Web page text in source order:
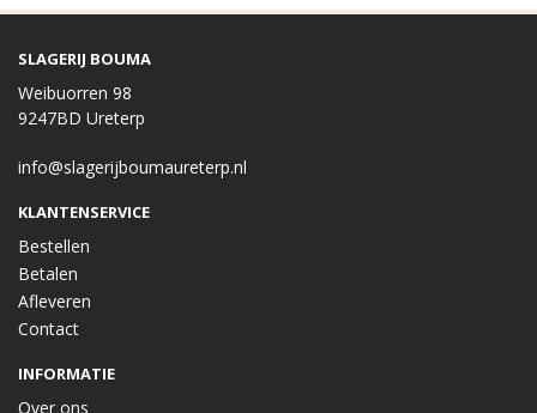
SLAGERIJ BOUMA
Weibuorren 98
9247BD Ureterp
info@slagerijboumaureterp.nl
KLANTENSERVICE
Bestellen
Betalen
Afleveren
Contact
INFORMATIE
Over ons